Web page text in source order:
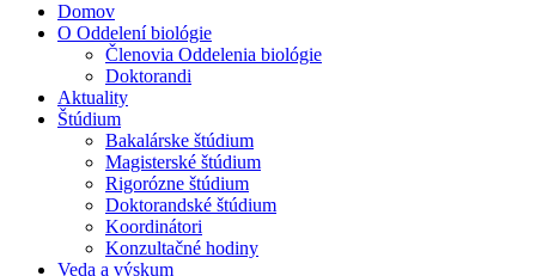
Domov
O Oddelení biológie
Členovia Oddelenia biológie
Doktorandi
Aktuality
Štúdium
Bakalárske štúdium
Magisterské štúdium
Rigorózne štúdium
Doktorandské štúdium
Koordinátori
Konzultačné hodiny
Veda a výskum